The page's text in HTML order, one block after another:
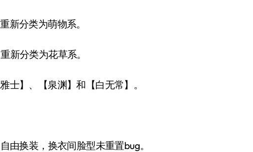
新分类为萌物系。
新分类为花草系。
士】、【泉渊】和【白无常】。
由换装，换衣间脸型未重置bug。